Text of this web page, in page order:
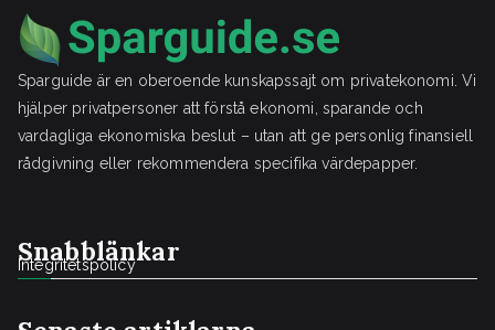
Sparguide är en oberoende kunskapssajt om privatekonomi. Vi
hjälper privatpersoner att förstå ekonomi, sparande och
vardagliga ekonomiska beslut – utan att ge personlig finansiell
rådgivning eller rekommendera specifika värdepapper.
Snabblänkar
Integritetspolicy